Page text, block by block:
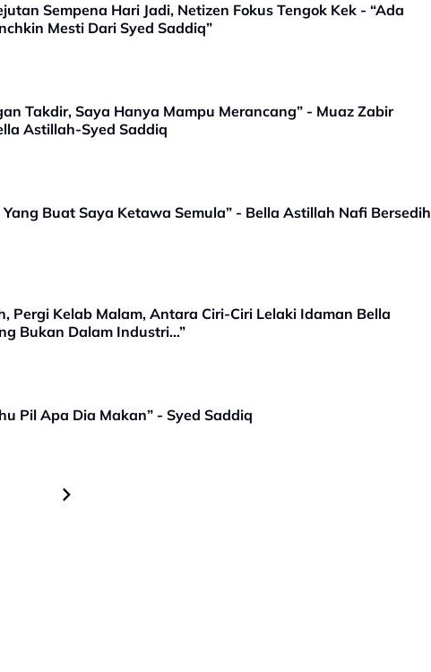
Sempena Hari Jadi, Netizen Fokus Tengok Kek - “Ada
Mesti Dari Syed Saddiq”
Takdir, Saya Hanya Mampu Merancang” - Muaz Zabir
Astillah-Syed Saddiq
Buat Saya Ketawa Semula” - Bella Astillah Nafi Bersedih
Pergi Kelab Malam, Antara Ciri-Ciri Lelaki Idaman Bella
Bukan Dalam Industri…”
Pil Apa Dia Makan” - Syed Saddiq